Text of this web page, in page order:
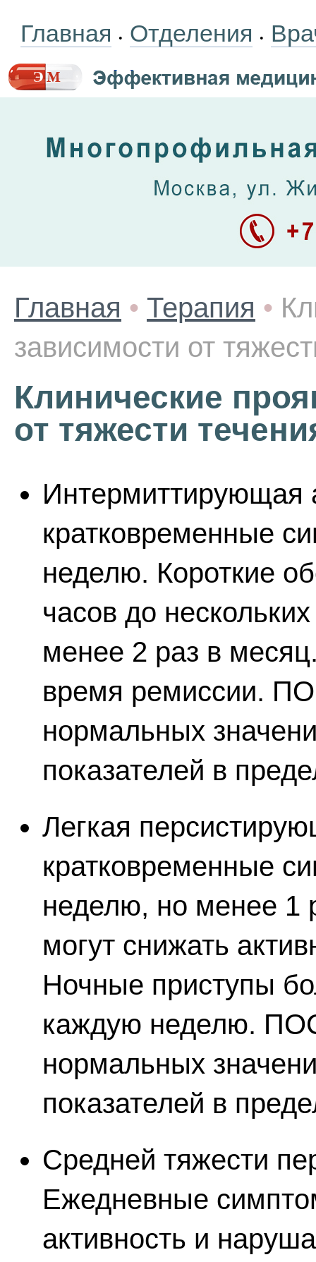
Главная • Отделения •
Главная • Терапия •
зависимости от
Клинические
от тяжести
кратковременные
неделю. Короткие
часов до
менее 2 раз в
время ремиссии.
нормальных
показателей в
Легкая
кратковременные
неделю, но менее 1
могут снижать
Ночные приступы
каждую неделю.
нормальных
показателей в
Средней тяжести
Ежедневные
активность и